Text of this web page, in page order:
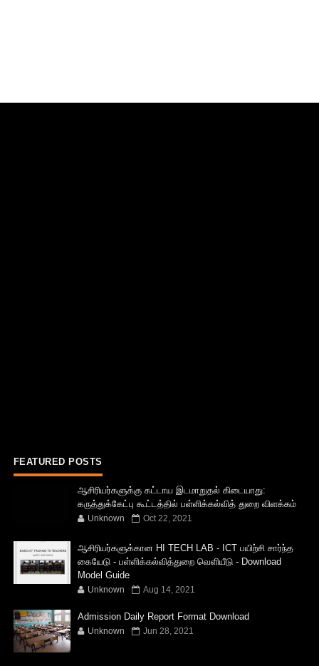
FEATURED POSTS
ஆசிரியர்களுக்கு கட்டாய இடமாறுதல் கிடையாது:
கருத்துக்கேட்பு கூட்டத்தில் பள்ளிக்கல்வித் துறை விளக்கம்
Unknown Oct 22, 2021
ஆசிரியர்களுக்கான HI TECH LAB - ICT பயிற்சி சார்ந்த
கையேடு - பள்ளிக்கல்வித்துறை வெளியீடு - Download
Model Guide
Unknown Aug 14, 2021
Admission Daily Report Format Download
Unknown Jun 28, 2021